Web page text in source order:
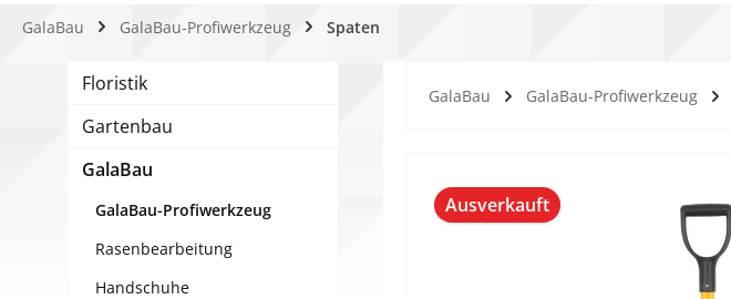
GalaBau GalaBau-Profiwerkzeug Spaten
Floristik
Gartenbau
GalaBau
GalaBau-Profiwerkzeug
Rasenbearbeitung
Handschuhe
GalaBau GalaBau-Profiwerkzeug
Bildergalerie überspringen
Ausverkauft